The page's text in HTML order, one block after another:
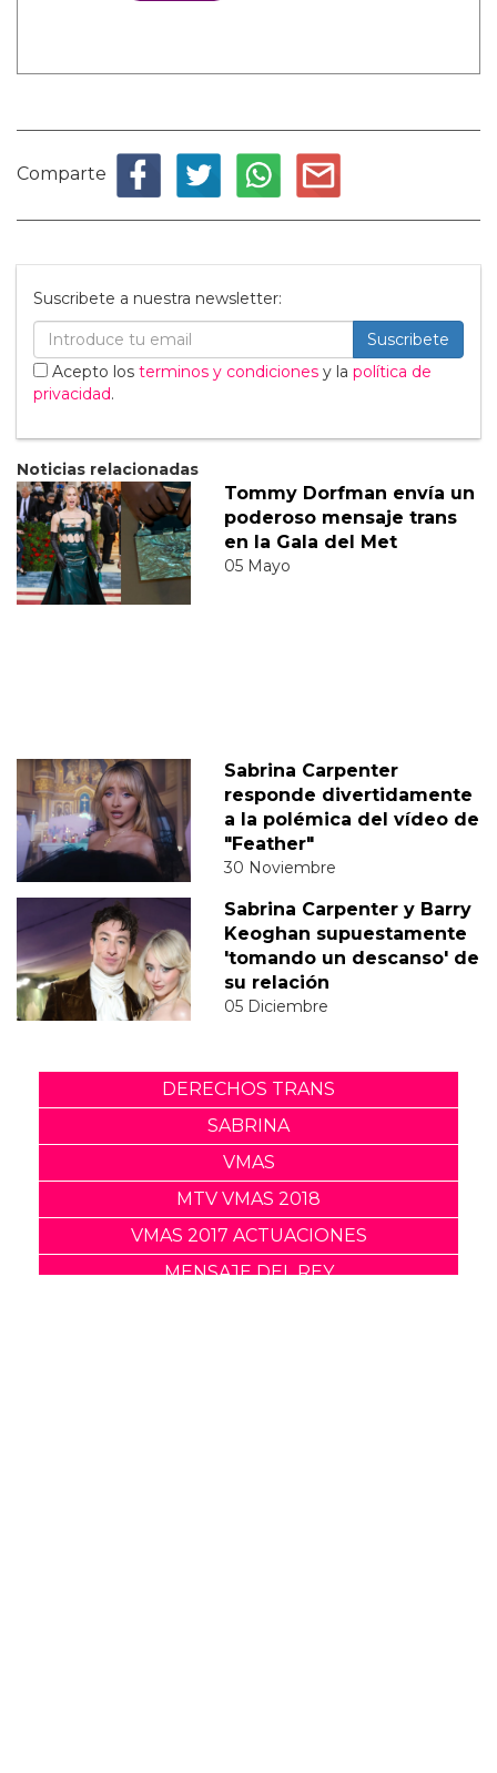
Comparte
Suscribete a nuestra newsletter:
Suscribete
Acepto los terminos y condiciones y la política de
privacidad.
Noticias relacionadas
Tommy Dorfman envía un
poderoso mensaje trans
en la Gala del Met
05 Mayo
Sabrina Carpenter
responde divertidamente
a la polémica del vídeo de
"Feather"
30 Noviembre
Sabrina Carpenter y Barry
Keoghan supuestamente
'tomando un descanso' de
su relación
05 Diciembre
DERECHOS TRANS
SABRINA
VMAS
MTV VMAS 2018
VMAS 2017 ACTUACIONES
MENSAJE DEL REY